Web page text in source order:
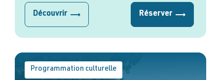
Découvrir Réserver
Programmation culturelle